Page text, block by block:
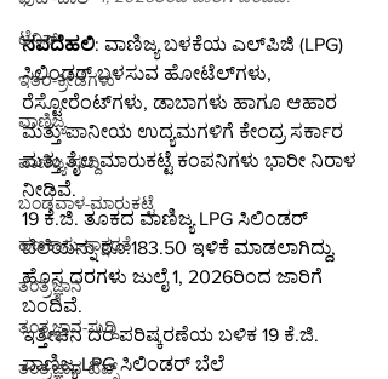
ಟೆನಿಸ್
ಇತರ-ಕ್ರೀಡೆಗಳು
ವಾಣಿಜ್ಯ
ವಾಣಿಜ್ಯ-ಸುದ್ದಿ
ಬಂಡವಾಳ-ಮಾರುಕಟ್ಟೆ
ಹಣಕಾಸು-ಸಾಕ್ಷರತೆ
ತಂತ್ರಜ್ಞಾನ
ತಂತ್ರಜ್ಞಾನ-ಸುದ್ದಿ
ತಂತ್ರಜ್ಞಾನ-ಟಿಪ್ಸ್
ನವದೆಹಲಿ: ವಾಣಿಜ್ಯ ಬಳಕೆಯ ಎಲ್‌ಪಿಜಿ (LPG)
ಸಿಲಿಂಡರ್ ಬಳಸುವ ಹೋಟೆಲ್‌ಗಳು,
ರೆಸ್ಟೋರೆಂಟ್‌ಗಳು, ಡಾಬಾಗಳು ಹಾಗೂ ಆಹಾರ
ಮತ್ತು ಪಾನೀಯ ಉದ್ಯಮಗಳಿಗೆ ಕೇಂದ್ರ ಸರ್ಕಾರ
ಮತ್ತು ತೈಲ ಮಾರುಕಟ್ಟೆ ಕಂಪನಿಗಳು ಭಾರೀ ನಿರಾಳ
ನೀಡಿವೆ.
19 ಕೆ.ಜಿ. ತೂಕದ ವಾಣಿಜ್ಯ LPG ಸಿಲಿಂಡರ್
ಬೆಲೆಯನ್ನು ರೂ.183.50 ಇಳಿಕೆ ಮಾಡಲಾಗಿದ್ದು,
ಹೊಸ ದರಗಳು ಜುಲೈ 1, 2026ರಿಂದ ಜಾರಿಗೆ
ಬಂದಿವೆ.
ಇತ್ತೀಚಿನ ದರ ಪರಿಷ್ಕರಣೆಯ ಬಳಿಕ 19 ಕೆ.ಜಿ.
ವಾಣಿಜ್ಯ LPG ಸಿಲಿಂಡರ್ ಬೆಲೆ